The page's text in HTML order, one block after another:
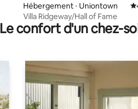
Hébergement ⋅ Uniontown
Villa Ridgeway/Hall of Fame
Le confort d'un chez-